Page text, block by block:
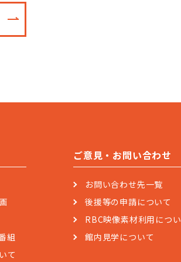
組
て
ご意見・お問い合わせ
お問い合わせ先一覧
後援等の申請について
RBC映像素材利用につ
館内見学について